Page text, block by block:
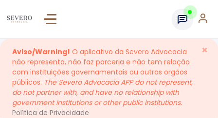
Aviso/Warning! O aplicativo da Severo Advocacia
não representa, não faz parceria e não tem relação
com instituições governamentais ou outros orgãos
públicos. The Severo Advocacia APP do not represent,
do not partner with, and have no relationship with
government institutions or other public institutions.
Política de Privacidade
×